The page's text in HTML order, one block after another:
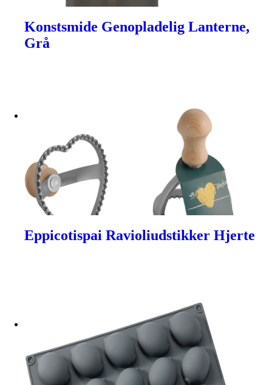
Konstsmide Genopladelig Lanterne,
Grå
Eppicotispai Ravioliudstikker Hjerte